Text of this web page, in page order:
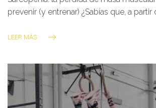
prevenir (y entrenar) ¿Sabías que, a partir
LEER MÁS